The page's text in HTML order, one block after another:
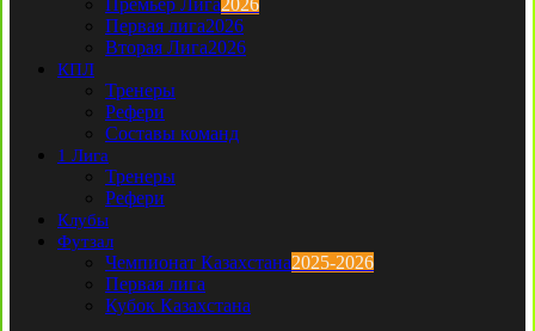
Премьер Лига2026
Первая лига2026
Вторая Лига2026
КПЛ
Тренеры
Рефери
Составы команд
1 Лига
Тренеры
Рефери
Клубы
Футзал
Чемпионат Казахстана2025-2026
Первая лига
Кубок Казахстана